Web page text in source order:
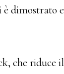
è dimostrato
che riduce